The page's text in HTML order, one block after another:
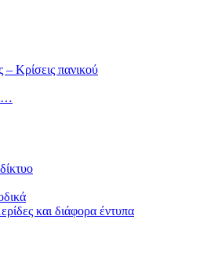
– Κρίσεις πανικού
και διάφορα έντυπα